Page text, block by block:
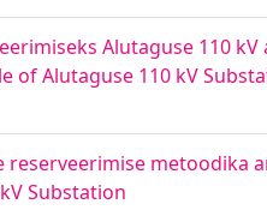
Alutaguse 110
of Alutaguse 110 kV
metoodika
Substation